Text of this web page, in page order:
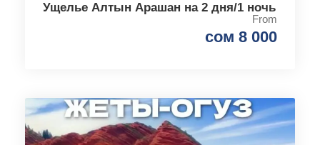
Ущелье Алтын Арашан на 2 дня/1 ночь
From
сом 8 000